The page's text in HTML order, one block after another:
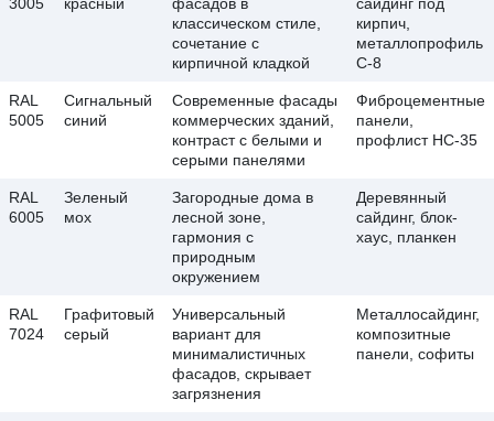
классическом стиле,
сочетание с
кирпичной кладкой
кирпич,
металлопрофиль
С-8
RAL
5005
Сигнальный
синий
Современные фасады
коммерческих зданий,
контраст с белыми и
серыми панелями
Фиброцементные
панели,
профлист НС-35
RAL
6005
Зеленый
мох
Загородные дома в
лесной зоне,
гармония с
природным
окружением
Деревянный
сайдинг, блок-
хаус, планкен
RAL
7024
Графитовый
серый
Универсальный
вариант для
минималистичных
фасадов, скрывает
загрязнения
Металлосайдинг,
композитные
панели, софиты